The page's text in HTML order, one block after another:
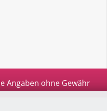
Angaben ohne Gewähr